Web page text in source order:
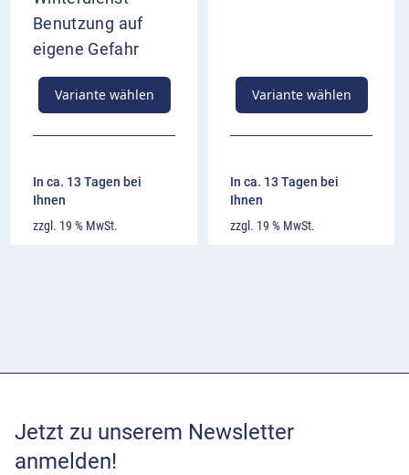
Benutzung auf
eigene Gefahr
Variante wählen
In ca. 13 Tagen bei
Ihnen
zzgl. 19 % MwSt.
Variante wählen
In ca. 13 Tagen bei
Ihnen
zzgl. 19 % MwSt.
Jetzt zu unserem Newsletter
anmelden!